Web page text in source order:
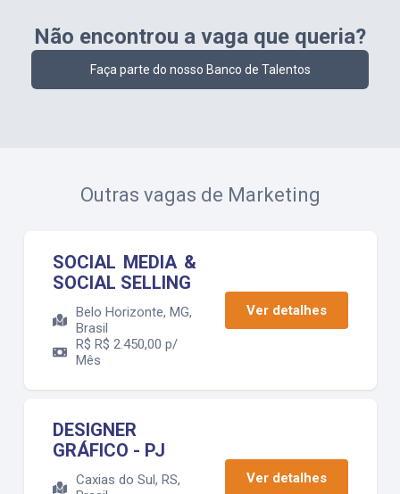
Não encontrou a vaga que queria?
Faça parte do nosso Banco de Talentos
Outras vagas de Marketing
SOCIAL MEDIA &
SOCIAL SELLING
Belo Horizonte, MG,
Brasil
R$ R$ 2.450,00 p/
Mês
Ver detalhes
DESIGNER
GRÁFICO - PJ
Caxias do Sul, RS,
Ver detalhes